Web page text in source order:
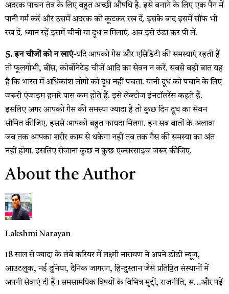
अदरक पाचन तंत्र के लिए बहुत अच्छी औषधि है. इसे बनाने के लिए एक पैन में
पानी गर्म करें और उसमें अदरक को कूटकर रख दें. इसके बाद इसमें सौंफ भी
रख दें. ध्यान रहें इसमें चीनी या दूध न मिलाएं. अब इसे ठंडा कर पी लें.
5. इन चीजों को न खाएं-यदि आपको गैस और एसिडिटी की समस्याएं रहती हैं
तो फूलगोभी, बींस, कोर्बोनेटेड चीजें आदि का सेवन न करें. सबसे बड़ी बात यह
है कि भारत में अधिकांश लोगों को दूध नहीं पचता. यानी दूध को पचाने के लिए
जरूरी एंजाइम हमारे पास कम होते हैं. इसे लेक्टोज इंनटॉलरेंस कहते हैं.
इसलिए अगर आपको गैस की समस्या ज्यादा है तो कुछ दिन दूध का सेवन
सीमित कीजिए. इससे आपको बहुत फायदा मिलगा. इन सब बातों के अलावा
जब तक आपका शरीर काम से थकेगा नहीं तब तक गैस की समस्या का अंत
नहीं होगा. इसलिए रोजाना कुछ न कुछ एक्सरसाइज जरूर कीजिए.
About the Author
Lakshmi Narayan
18 साल से ज्यादा के लंबे करियर में लक्ष्मी नारायण ने अपने डीडी न्यूज,
आउटलुक, नई दुनिया, दैनिक जागरण, हिन्दुस्तान जैसे प्रतिष्ठित संस्थानों में
अपनी सेवाएं दी हैं। समसामयिक विषयों के विभिन्न मुद्दों, राजनीति, स…और पढ़ें